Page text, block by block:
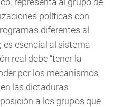
políticas con
diferentes al
es esencial al sistema
real debe “tener la
por los mecanismos
las dictaduras
a los grupos que